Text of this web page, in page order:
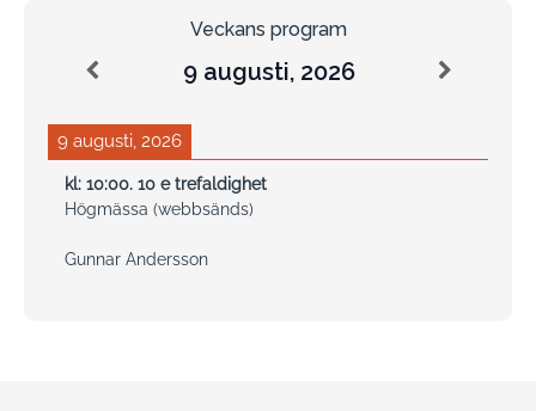
Veckans program
9 augusti, 2026
9 augusti, 2026
kl: 10:00. 10 e trefaldighet
Högmässa (webbsänds)
Gunnar Andersson